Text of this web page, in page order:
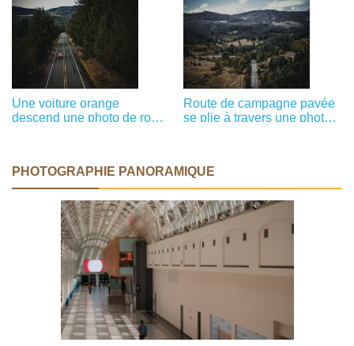
Une voiture orange
descend une photo de route
Route de campagne pavée
se plie à travers une photo
PHOTOGRAPHIE PANORAMIQUE